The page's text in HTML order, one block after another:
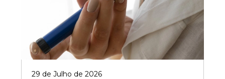
29 de Julho de 2026